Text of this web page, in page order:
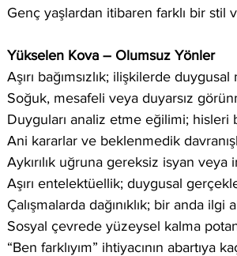
Genç yaşlardan itibaren farklı bir stil
Yükselen Kova – Olumsuz Yönler
Aşırı bağımsızlık; ilişkilerde duygusal
Soğuk, mesafeli veya duyarsız
Duyguları analiz etme eğilimi; hisleri
Ani kararlar ve beklenmedik
Aykırılık uğruna gereksiz isyan veya
Aşırı entelektüellik; duygusal
Çalışmalarda dağınıklık; bir anda ilgi
Sosyal çevrede yüzeysel kalma
“Ben farklıyım” ihtiyacının abartıya